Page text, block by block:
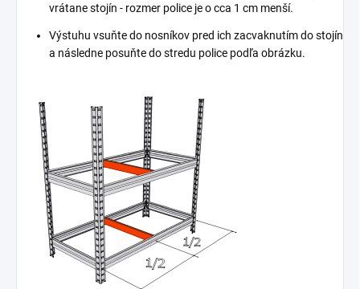
vrátane stojín - rozmer police je o cca 1 cm menší.
Výstuhu vsuňte do nosníkov pred ich zacvaknutím do stojín
a následne posuňte do stredu police podľa obrázku.